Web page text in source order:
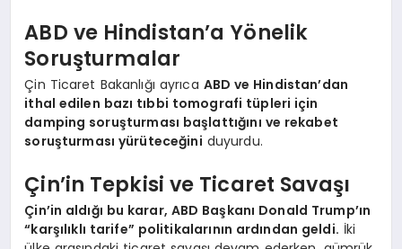
ABD ve Hindistan’a Yönelik
Soruşturmalar
Çin Ticaret Bakanlığı ayrıca ABD ve Hindistan’dan
ithal edilen bazı tıbbi tomografi tüpleri için
damping soruşturması başlattığını ve rekabet
soruşturması yürüteceğini duyurdu.
Çin’in Tepkisi ve Ticaret Savaşı
Çin’in aldığı bu karar, ABD Başkanı Donald Trump’ın
“karşılıklı tarife” politikalarının ardından geldi. İki